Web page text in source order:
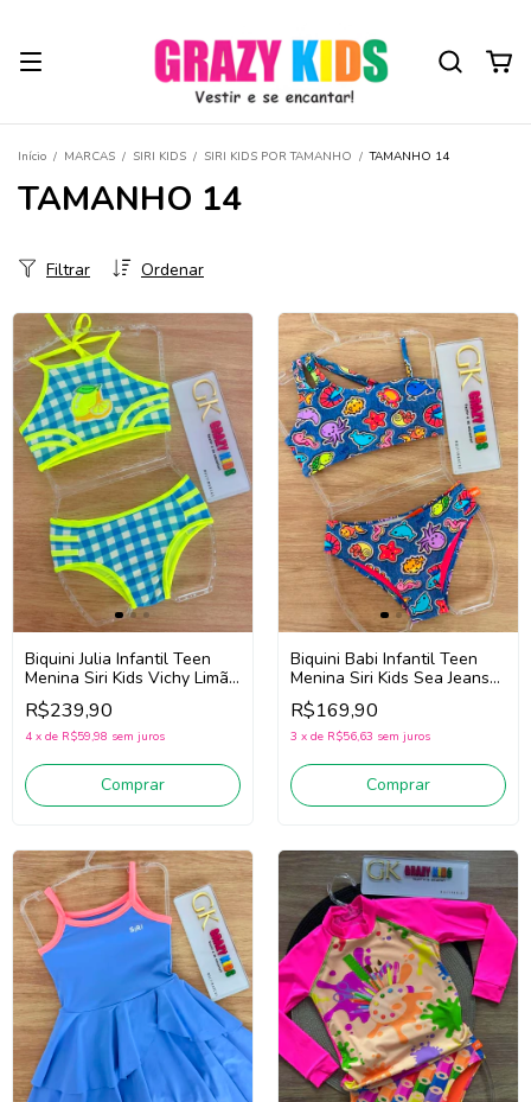
Início / MARCAS / SIRI KIDS / SIRI KIDS POR TAMANHO / TAMANHO 14
TAMANHO 14
Ordenar
Filtrar
Biquini Julia Infantil Teen
Menina Siri Kids Vichy Limão
43216 (Azul/Amarelo)
R$239,90
4 x de R$59,98 sem juros
Comprar
Biquini Babi Infantil Teen
Menina Siri Kids Sea Jeans
43067 (Azul)
R$169,90
3 x de R$56,63 sem juros
Comprar